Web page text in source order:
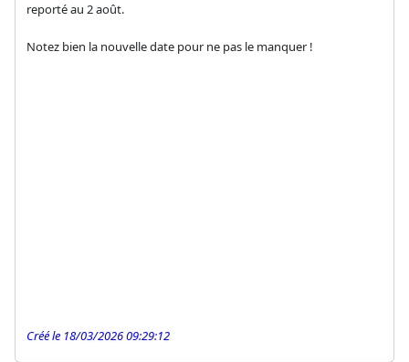
reporté au 2 août.
Notez bien la nouvelle date pour ne pas le manquer !
Créé le 18/03/2026 09:29:12